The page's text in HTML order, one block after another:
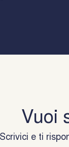
Vuoi
Scrivici e ti